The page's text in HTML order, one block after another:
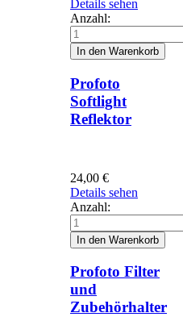
Details sehen
Anzahl:
Profoto
Softlight
Reflektor
24,00 €
Details sehen
Anzahl:
Profoto Filter
und
Zubehörhalter